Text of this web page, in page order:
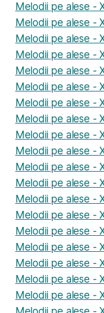
Melodii pe alese -
Melodii pe alese -
Melodii pe alese -
Melodii pe alese -
Melodii pe alese -
Melodii pe alese -
Melodii pe alese -
Melodii pe alese -
Melodii pe alese -
Melodii pe alese -
Melodii pe alese -
Melodii pe alese -
Melodii pe alese -
Melodii pe alese -
Melodii pe alese -
Melodii pe alese -
Melodii pe alese -
Melodii pe alese -
Melodii pe alese -